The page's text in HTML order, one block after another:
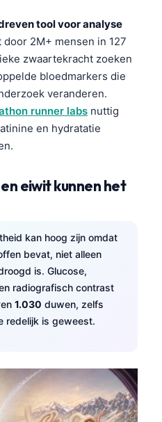
tool voor analyse
2M+ mensen in 127
zwaartekracht zoeken
bloedmarkers die
veranderen.
runner labs nuttig
en hydratatie
eiwit kunnen het
kan hoog zijn omdat
bevat, niet alleen
is. Glucose,
radiografisch contrast
1.030 duwen, zelfs
redelijk is geweest.